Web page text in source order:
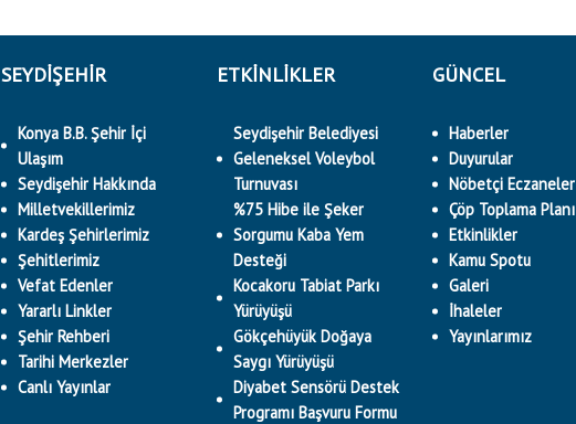
SEYDİŞEHİR
Konya B.B. Şehir İçi
Ulaşım
Seydişehir Hakkında
Milletvekillerimiz
Kardeş Şehirlerimiz
Şehitlerimiz
Vefat Edenler
Yararlı Linkler
Şehir Rehberi
Tarihi Merkezler
Canlı Yayınlar
ETKINLIKLER
Seydişehir Belediyesi
Geleneksel Voleybol
Turnuvası
%75 Hibe ile Şeker
Sorgumu Kaba Yem
Desteği
Kocakoru Tabiat Parkı
Yürüyüşü
Gökçehüyük Doğaya
Saygı Yürüyüşü
Diyabet Sensörü Destek
Programı Başvuru Formu
GÜNCEL
Haberler
Duyurular
Nöbetçi Eczaneler
Çöp Toplama Planı
Etkinlikler
Kamu Spotu
Galeri
İhaleler
Yayınlarımız